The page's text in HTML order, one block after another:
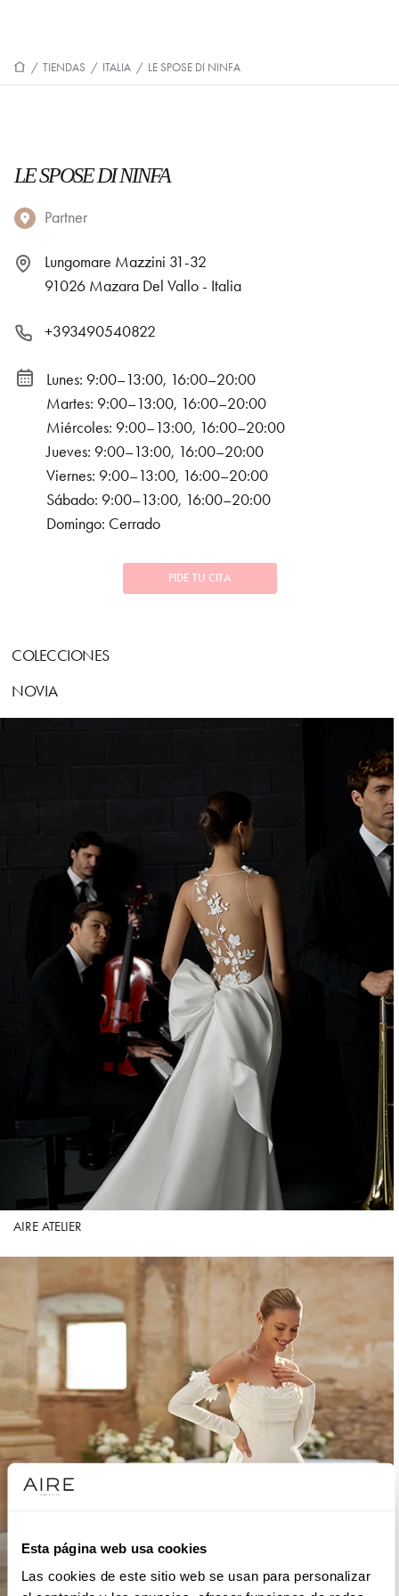
Esta página web usa cookies
Las cookies de este sitio web se usan para personalizar
/ TIENDAS / ITALIA / LE SPOSE DI NINFA
LE SPOSE DI NINFA
Partner
Lungomare Mazzini 31-32
91026 Mazara Del Vallo - Italia
+393490540822
Lunes: 9:00–13:00, 16:00–20:00
Martes: 9:00–13:00, 16:00–20:00
Miércoles: 9:00–13:00, 16:00–20:00
Jueves: 9:00–13:00, 16:00–20:00
Viernes: 9:00–13:00, 16:00–20:00
Sábado: 9:00–13:00, 16:00–20:00
Domingo: Cerrado
PIDE TU CITA
COLECCIONES
NOVIA
AIRE ATELIER